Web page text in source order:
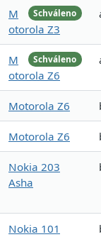
Schváleno
M
otorola Z3
Schváleno
M
otorola Z6
Motorola Z6
Motorola Z6
Nokia 203
Asha
Nokia 101